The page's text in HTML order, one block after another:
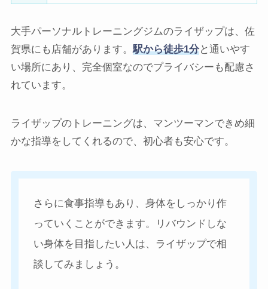
大手パーソナルトレーニングジムのライザップは、佐
賀県にも店舗があります。駅から徒歩1分と通いやす
い場所にあり、完全個室なのでプライバシーも配慮さ
れています。
ライザップのトレーニングは、マンツーマンできめ細
かな指導をしてくれるので、初心者も安心です。
さらに食事指導もあり、身体をしっかり作
っていくことができます。リバウンドしな
い身体を目指したい人は、ライザップで相
談してみましょう。